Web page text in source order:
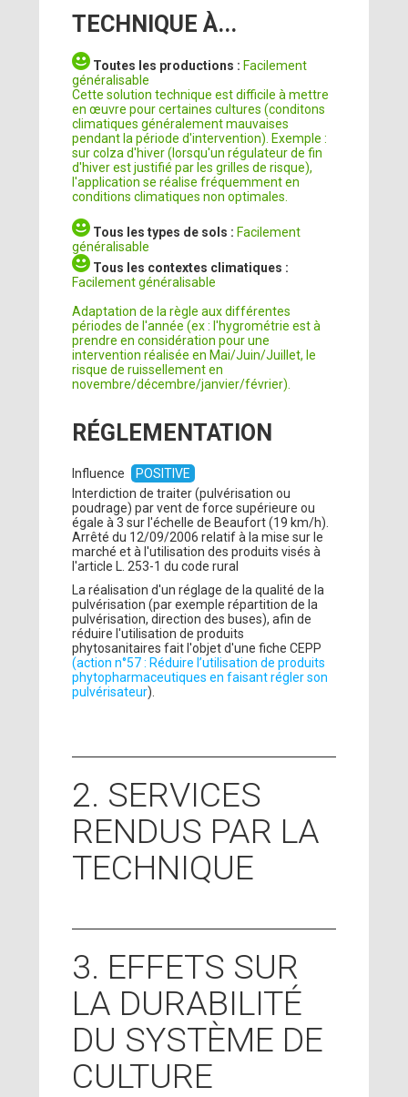
TECHNIQUE À...
Toutes les productions : Facilement
généralisable
Cette solution technique est difficile à mettre
en œuvre pour certaines cultures (conditons
climatiques généralement mauvaises
pendant la période d'intervention). Exemple :
sur colza d'hiver (lorsqu'un régulateur de fin
d'hiver est justifié par les grilles de risque),
l'application se réalise fréquemment en
conditions climatiques non optimales.
Tous les types de sols : Facilement
généralisable
Tous les contextes climatiques :
Facilement généralisable
Adaptation de la règle aux différentes
périodes de l'année (ex : l'hygrométrie est à
prendre en considération pour une
intervention réalisée en Mai/Juin/Juillet, le
risque de ruissellement en
novembre/décembre/janvier/février).
RÉGLEMENTATION
Influence
POSITIVE
Interdiction de traiter (pulvérisation ou
poudrage) par vent de force supérieure ou
égale à 3 sur l'échelle de Beaufort (19 km/h).
Arrêté du 12/09/2006 relatif à la mise sur le
marché et à l'utilisation des produits visés à
l'article L. 253-1 du code rural
La réalisation d'un réglage de la qualité de la
pulvérisation (par exemple répartition de la
pulvérisation, direction des buses), afin de
réduire l'utilisation de produits
phytosanitaires fait l'objet d'une fiche CEPP
(action n°57 : Réduire l’utilisation de produits
phytopharmaceutiques en faisant régler son
pulvérisateur).
2. SERVICES
RENDUS PAR LA
TECHNIQUE
3. EFFETS SUR
LA DURABILITÉ
DU SYSTÈME DE
CULTURE